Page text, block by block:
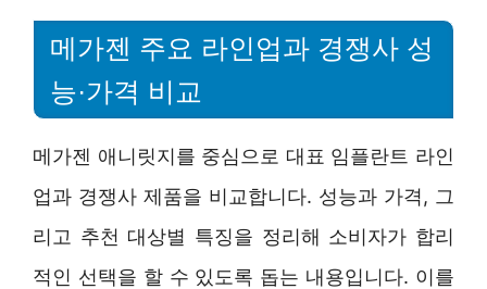
메가젠 주요 라인업과 경쟁사 성
능·가격 비교
메가젠 애니릿지를 중심으로 대표 임플란트 라인
업과 경쟁사 제품을 비교합니다. 성능과 가격, 그
리고 추천 대상별 특징을 정리해 소비자가 합리
적인 선택을 할 수 있도록 돕는 내용입니다. 이를